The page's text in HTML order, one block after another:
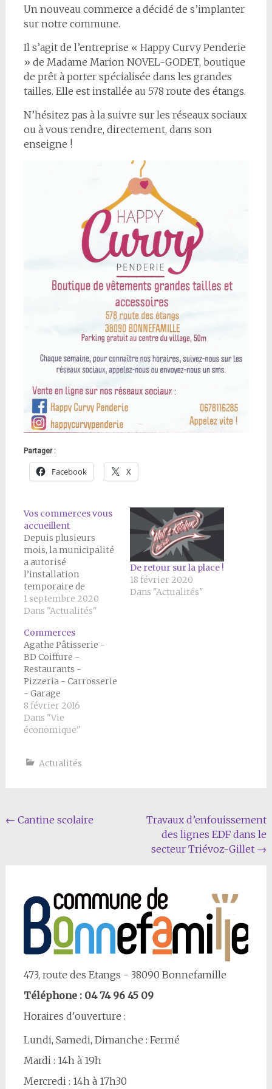
Un nouveau commerce a décidé de s’implanter
sur notre commune.
Il s’agit de l’entreprise « Happy Curvy Penderie
» de Madame Marion NOVEL-GODET, boutique
de prêt à porter spécialisée dans les grandes
tailles. Elle est installée au 578 route des étangs.
N’hésitez pas à la suivre sur les réseaux sociaux
ou à vous rendre, directement, dans son
enseigne !
Partager :
Facebook X
Vos commerces vous
accueillent
Depuis plusieurs
mois, la municipalité
a autorisé
l’installation
temporaire de
commerces
ambulants sur la
vient dynamiser la vie
du centre-village, en
complément de
l’Auberge
Dauphinoise. À partir
du 5 septembre, un
nouveau camion à
pizzas de Monsieur
CHARLON va assurer
samedi soir. Il vient…
1 septembre 2020
Dans "Actualités"
De retour sur la place !
18 février 2020
Dans "Actualités"
Commerces
Agathe Pâtisserie -
BD Coiffure -
Restaurants -
Pizzeria - Carrosserie
- Garage
8 février 2016
Dans "Vie
économique"
Actualités
Navigation
← Cantine scolaire
Travaux d’enfouissement
des lignes EDF dans le
secteur Triévoz-Gillet →
473, route des Etangs - 38090 Bonnefamille
Téléphone : 04 74 96 45 09
Horaires d'ouverture :
Lundi, Samedi, Dimanche : Fermé
Mardi : 14h à 19h
Mercredi : 14h à 17h30